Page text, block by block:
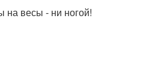
на весы - ни ногой!